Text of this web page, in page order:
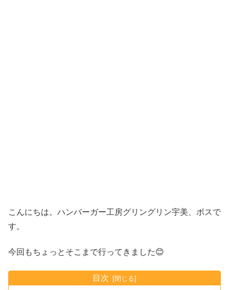
こんにちは。ハンバーガー工房グリングリン宇美、ボスで
す。
今回もちょっとそこまで行ってきました😊
目次